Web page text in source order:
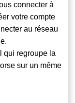
connecter à
votre compte
au réseau
qui regroupe la
sur un même